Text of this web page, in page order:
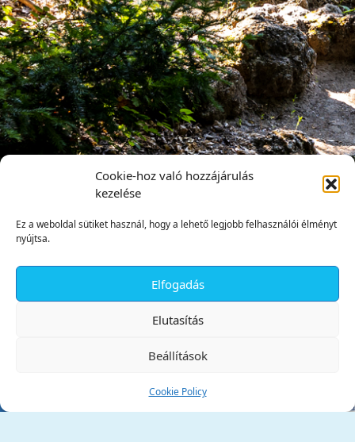
Cookie-hoz való hozzájárulás
kezelése
Ez a weboldal sütiket használ, hogy a lehető legjobb felhasználói élményt
nyújtsa.
Elfogadás
Elutasítás
Beállítások
Cookie Policy
Tata Város Önkormányzata
✕